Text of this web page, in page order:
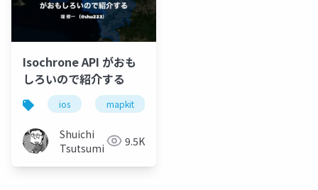
Isochrone API がおも
しろいので紹介する
ios mapkit
Shuichi
Tsutsumi
9.5K